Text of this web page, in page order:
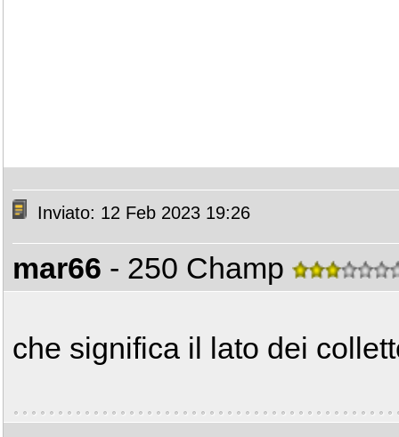
Inviato: 12 Feb 2023 19:26
mar66 - 250 Champ
che significa il lato dei